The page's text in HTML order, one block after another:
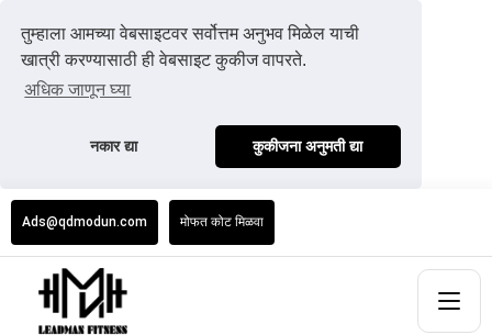
तुम्हाला आमच्या वेबसाइटवर सर्वोत्तम अनुभव मिळेल याची
खात्री करण्यासाठी ही वेबसाइट कुकीज वापरते.
अधिक जाणून घ्या
नकार द्या कुकीजना अनुमती द्या
Ads@qdmodun.com मोफत कोट मिळवा